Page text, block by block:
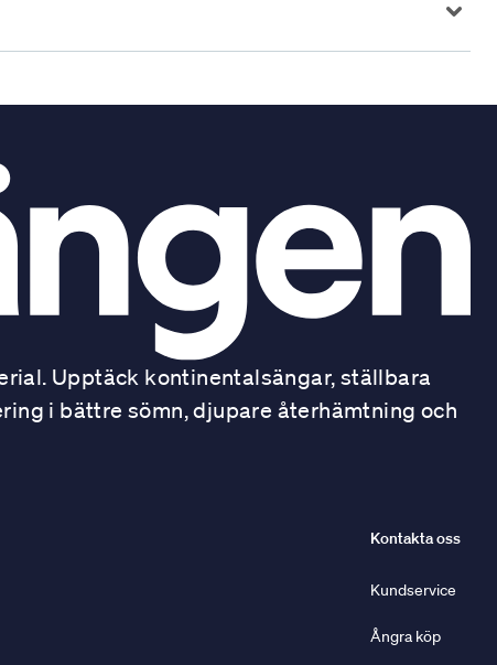
Upptäck kontinentalsängar, ställbara
i bättre sömn, djupare återhämtning och
Kontakta oss
Kundservice
Ångra köp